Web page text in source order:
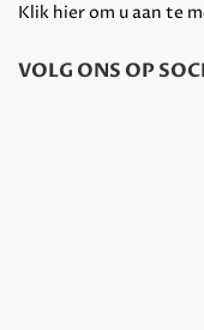
Klik hier om u aan te
VOLG ONS OP